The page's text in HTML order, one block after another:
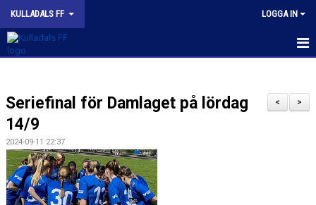
KULLADALS FF LOGGA IN
OM KLUBBEN
NYHETER
KONTAKT
INFORMATION MED POLICY
>
<
Seriefinal för Damlaget på lördag
14/9
2024-09-11 22:37